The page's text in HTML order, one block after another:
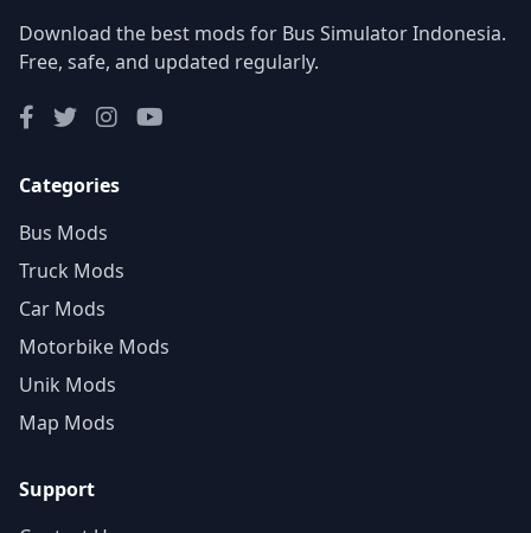
Download the best mods for Bus Simulator Indonesia.
Free, safe, and updated regularly.
Categories
Bus Mods
Truck Mods
Car Mods
Motorbike Mods
Unik Mods
Map Mods
Support